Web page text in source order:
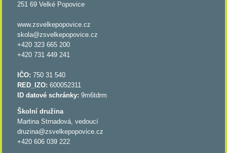
251 69 Velké Popovice
www.zsvelkepopovice.cz
skola@zsvelkepopovice.cz
+420 323 665 200
+420 731 449 241
IČO:750 31 540
RED_IZO: 600052311
ID datové schránky:9m6tdrm
Školní družina
Martina Strnadová, vedoucí
druzina@zsvelkepopovice.cz
+420 606 039 222